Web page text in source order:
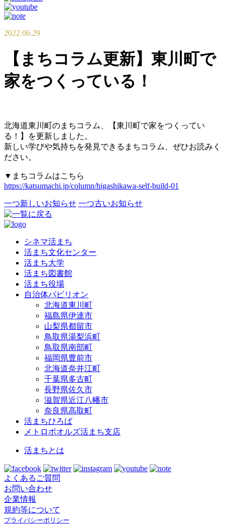
2022.06.29
【まちコラム更新】東川町で
家をつくっている！
北海道東川町のまちコラム、【東川町で家をつくってい
る！】を更新しました。
新しい学びや気持ちを発見できるまちコラム、ぜひお読みく
ださい。
▼まちコラムはこちら
https://katsumachi.jp/column/higashikawa-self-build-01
一つ新しいお知らせ 一つ古いお知らせ
シネマ活まち
活まち文化センター
活まち大学
活まち図書館
活まち役場
自治体パビリオン
北海道東川町
福島県伊達市
山梨県都留市
鳥取県湯梨浜町
鳥取県南部町
福岡県豊前市
北海道奈井江町
千葉県多古町
長野県佐久市
滋賀県近江八幡市
奈良県高取町
活まちひろば
メトロポオルズ活まち支店
活まちとは
よくあるご質問
お問い合わせ
企業情報
規約等について
プライバシーポリシー